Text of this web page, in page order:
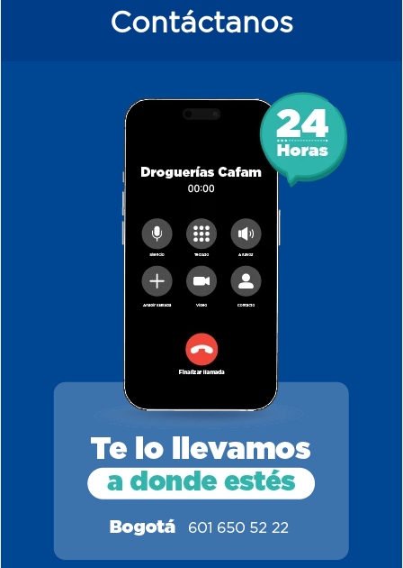
Contáctanos